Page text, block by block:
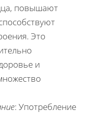
повышают
Это
и
: Употребление